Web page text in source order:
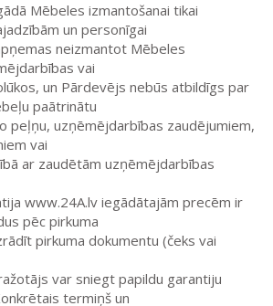
Mēbeles izmantošanai tikai
un personīgai
neizmantot Mēbeles
vai
un Pārdevējs nebūs atbildīgs par
paātrinātu
peļņu, uzņēmējdarbības zaudējumiem,
vai
ar zaudētām uzņēmējdarbības
www.24A.lv iegādātajām precēm ir
pēc pirkuma
pirkuma dokumentu (čeks vai
var sniegt papildu garantiju
termiņš un